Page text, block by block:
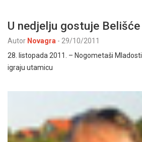
U nedjelju gostuje Belišće
Autor Novagra - 29/10/2011
28. listopada 2011. – Nogometaši
igraju utamicu